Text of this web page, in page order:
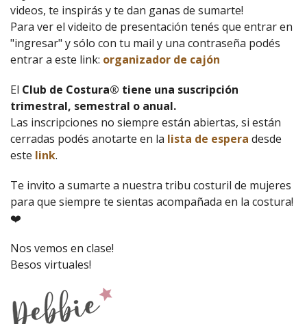
videos, te inspirás y te dan ganas de sumarte!
Para ver el videito de presentación tenés que entrar en
"ingresar" y sólo con tu mail y una contraseña podés
entrar a este link: organizador de cajón
El Club de Costura® tiene una suscripción
trimestral, semestral o anual.
Las inscripciones no siempre están abiertas, si están
cerradas podés anotarte en la lista de espera desde
este link.
Te invito a sumarte a nuestra tribu costuril de mujeres
para que siempre te sientas acompañada en la costura!
❤️
Nos vemos en clase!
Besos virtuales!